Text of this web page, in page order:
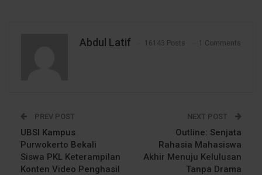
Abdul Latif 16143 Posts 1 Comments
PREV POST
UBSI Kampus
Purwokerto Bekali
Siswa PKL Keterampilan
Konten Video Penghasil
NEXT POST
Outline: Senjata
Rahasia Mahasiswa
Akhir Menuju Kelulusan
Tanpa Drama